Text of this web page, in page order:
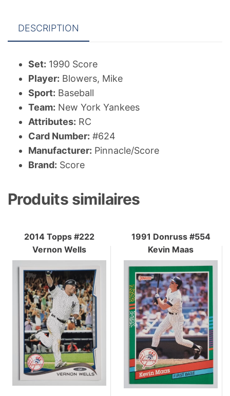
DESCRIPTION
Set: 1990 Score
Player: Blowers, Mike
Sport: Baseball
Team: New York Yankees
Attributes: RC
Card Number: #624
Manufacturer: Pinnacle/Score
Brand: Score
Produits similaires
2014 Topps #222
Vernon Wells
1991 Donruss #554
Kevin Maas